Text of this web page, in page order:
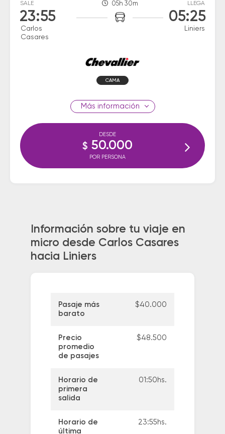
SALE
23:55
Carlos
Casares
05h 30m LLEGA
05:25
Liniers
CAMA
información
DESDE
$ 50.000
POR PERSONA
Información sobre tu viaje en
micro desde Carlos Casares
hacia Liniers
Pasaje más
barato
$40.000
Precio
promedio
de pasajes
$48.500
Horario de
primera
salida
01:50hs.
Horario de
última
23:55hs.